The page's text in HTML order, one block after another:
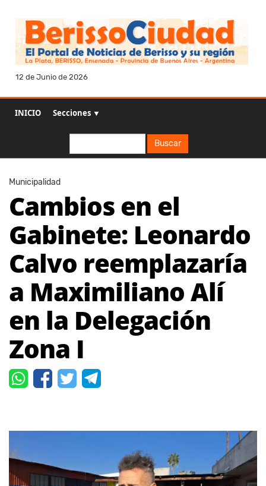
12 de Junio de 2026
INICIO Secciones ▼
Buscar
Municipalidad
Cambios en el
Gabinete: Leonardo
Calvo reemplazaría
a Maximiliano Alí
en la Delegación
Zona I